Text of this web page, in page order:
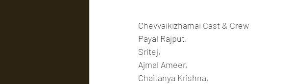
Chevvaikizhamai Cast & Crew
Payal Rajput,
Sritej,
Ajmal Ameer,
Chaitanya Krishna,